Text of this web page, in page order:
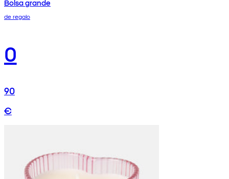
Bolsa grande
de regalo
0
90
€